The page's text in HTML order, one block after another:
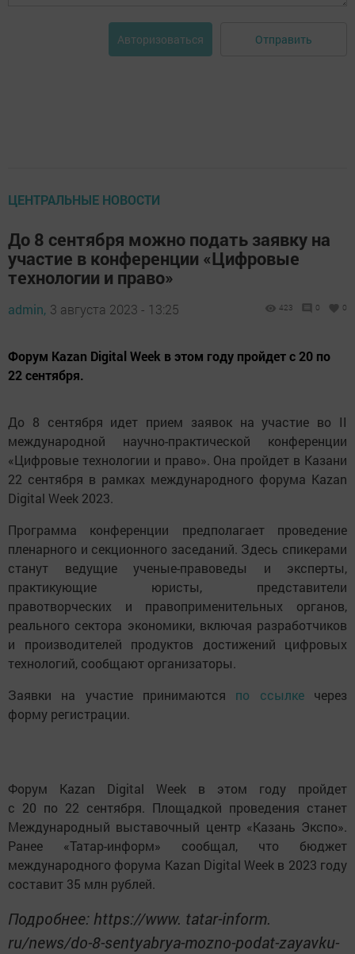
Авторизоваться Отправить
ЦЕНТРАЛЬНЫЕ НОВОСТИ
До 8 сентября можно подать заявку на
участие в конференции «Цифровые
технологии и право»
admin, 3 августа 2023 - 13:25 423 0 0
Форум Kazan Digital Week в этом году пройдет с 20 по
22 сентября.
До 8 сентября идет прием заявок на участие во II
международной научно-практической конференции
«Цифровые технологии и право». Она пройдет в Казани
22 сентября в рамках международного форума Kazan
Digital Week 2023.
Программа конференции предполагает проведение
пленарного и секционного заседаний. Здесь спикерами
станут ведущие ученые-правоведы и эксперты,
практикующие юристы, представители
правотворческих и правоприменительных органов,
реального сектора экономики, включая разработчиков
и производителей продуктов достижений цифровых
технологий, сообщают организаторы.
Заявки на участие принимаются по ссылке через
форму регистрации.
Форум Kazan Digital Week в этом году пройдет
с 20 по 22 сентября. Площадкой проведения станет
Международный выставочный центр «Казань Экспо».
Ранее «Татар-информ» сообщал, что бюджет
международного форума Kazan Digital Week в 2023 году
составит 35 млн рублей.
Подробнее: https://www. tatar-inform.
ru/news/do-8-sentyabrya-mozno-podat-zayavku-